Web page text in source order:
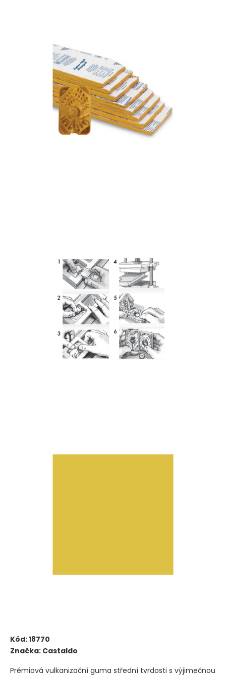
Kód:18770
Značka: Castaldo
Prémiová vulkanizační guma střední tvrdosti s výjimečnou